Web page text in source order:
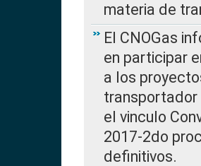
materia de
El CNOGas
en participar
a los
transportador
el vinculo
2017-2do
definitivos.